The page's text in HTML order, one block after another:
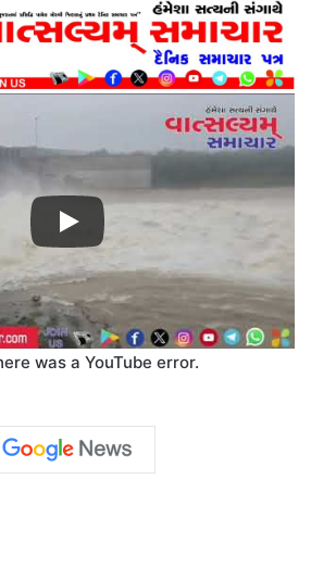
was a YouTube error.